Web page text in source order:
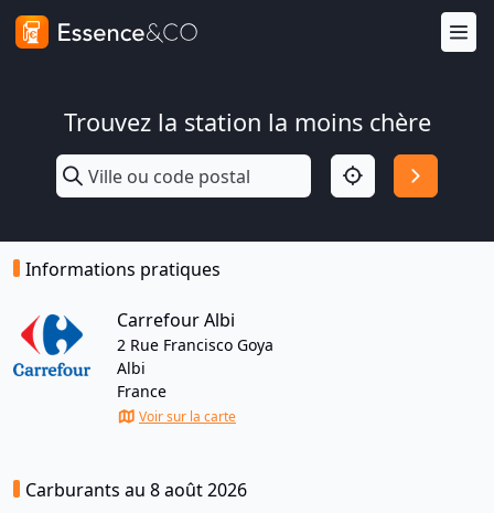
Trouvez la station la moins chère
Informations pratiques
Carrefour Albi
2 Rue Francisco Goya
Albi
France
Voir sur la carte
Carburants au 8 août 2026